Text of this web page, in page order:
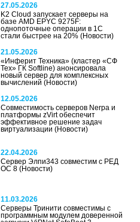
27.05.2026
K2 Cloud запускает серверы на
базе AMD EPYC 9275F:
однопоточные операции в 1С
стали быстрее на 20%(Новости)
21.05.2026
«Инферит Техника» (кластер «СФ
Тех» ГК Softline) анонсировала
новый сервер для комплексных
вычислений(Новости)
12.05.2026
Совместимость серверов Nerpa и
платформы zVirt обеспечит
эффективное решение задач
виртуализации(Новости)
22.04.2026
Сервер Элпи343 совместим с РЕД
ОС 8(Новости)
11.03.2026
Серверы Тринити совместимы с
программным модулем доверенной